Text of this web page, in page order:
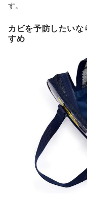
す。
カビを予防したい
すめ